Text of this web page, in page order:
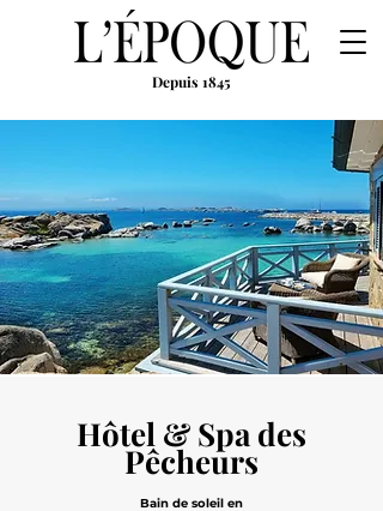
Depuis 1845
Hôtel & Spa des
Pêcheurs
Bain de soleil en